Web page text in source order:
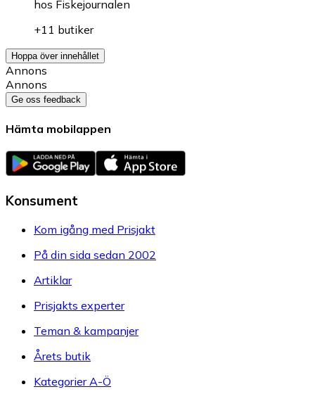
hos Fiskejournalen
+11 butiker
Hoppa över innehållet
Annons
Annons
Ge oss feedback
Hämta mobilappen
Konsument
Kom igång med Prisjakt
På din sida sedan 2002
Artiklar
Prisjakts experter
Teman & kampanjer
Årets butik
Kategorier A-Ö